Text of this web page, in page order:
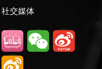
社交媒体